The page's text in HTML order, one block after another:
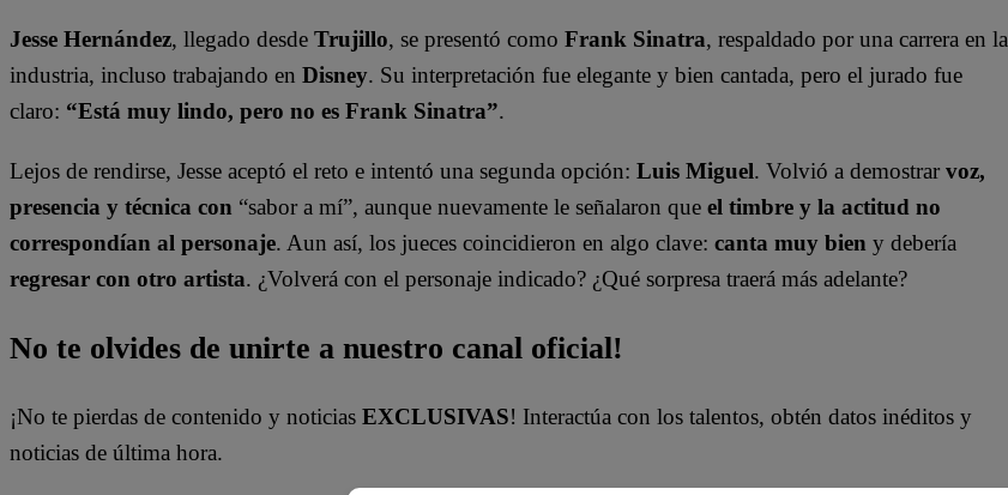
Jesse Hernández, llegado desde Trujillo, se presentó como Frank Sinatra, respaldado por una carrera en la
industria, incluso trabajando en Disney. Su interpretación fue elegante y bien cantada, pero el jurado fue
claro: “Está muy lindo, pero no es Frank Sinatra”.
Lejos de rendirse, Jesse aceptó el reto e intentó una segunda opción: Luis Miguel. Volvió a demostrar voz,
presencia y técnica con “sabor a mí”, aunque nuevamente le señalaron que el timbre y la actitud no
correspondían al personaje. Aun así, los jueces coincidieron en algo clave: canta muy bien y debería
regresar con otro artista. ¿Volverá con el personaje indicado? ¿Qué sorpresa traerá más adelante?
No te olvides de unirte a nuestro canal oficial!
¡No te pierdas de contenido y noticias EXCLUSIVAS! Interactúa con los talentos, obtén datos inéditos y
noticias de última hora.